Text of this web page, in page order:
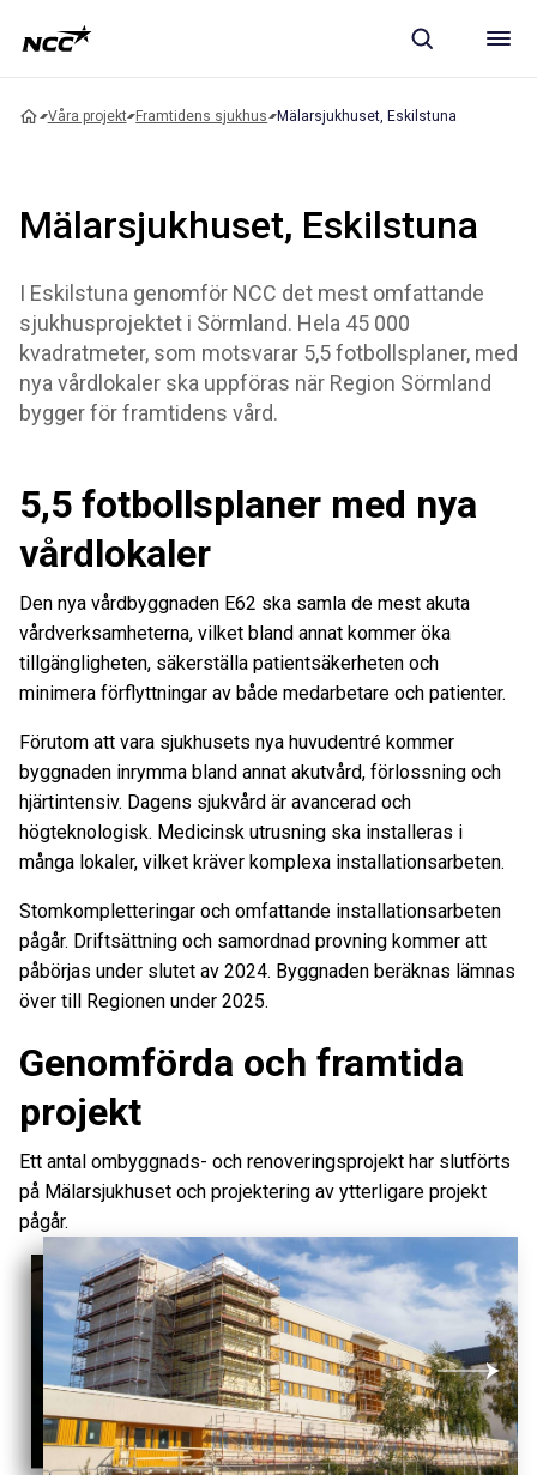
Våra projekt Framtidens sjukhus Mälarsjukhuset, Eskilstuna
Mälarsjukhuset, Eskilstuna
I Eskilstuna genomför NCC det mest omfattande
sjukhusprojektet i Sörmland. Hela 45 000
kvadratmeter, som motsvarar 5,5 fotbollsplaner, med
nya vårdlokaler ska uppföras när Region Sörmland
bygger för framtidens vård.
5,5 fotbollsplaner med nya
vårdlokaler
Den nya vårdbyggnaden E62 ska samla de mest akuta
vårdverksamheterna, vilket bland annat kommer öka
tillgängligheten, säkerställa patientsäkerheten och
minimera förflyttningar av både medarbetare och patienter.
Förutom att vara sjukhusets nya huvudentré kommer
byggnaden inrymma bland annat akutvård, förlossning och
hjärtintensiv. Dagens sjukvård är avancerad och
högteknologisk. Medicinsk utrusning ska installeras i
många lokaler, vilket kräver komplexa installationsarbeten.
Stomkompletteringar och omfattande installationsarbeten
pågår. Driftsättning och samordnad provning kommer att
påbörjas under slutet av 2024. Byggnaden beräknas lämnas
över till Regionen under 2025.
Genomförda och framtida
projekt
Ett antal ombyggnads- och renoveringsprojekt har slutförts
på Mälarsjukhuset och projektering av ytterligare projekt
pågår.